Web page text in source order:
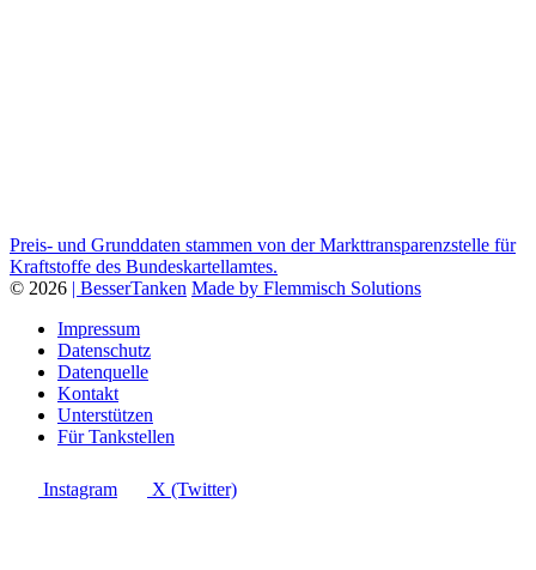
Preis- und Grunddaten stammen von der Markttransparenzstelle für
Kraftstoffe des Bundeskartellamtes.
© 2026 | BesserTanken Made by Flemmisch Solutions
Impressum
Datenschutz
Datenquelle
Kontakt
Unterstützen
Für Tankstellen
Instagram X (Twitter)